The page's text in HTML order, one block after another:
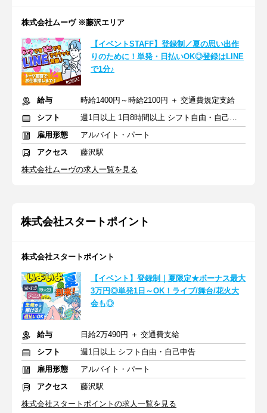
株式会社ムーヴ ※藤沢エリア
【イベントSTAFF】登録制／夏の思い出作
りのために！単発・日払いOK◎登録はLINE
で1分♪
給与
時給1400円～時給2100円 ＋ 交通費規定支給
シフト
週1日以上 1日8時間以上 シフト自由・自己申告
雇用形態
アルバイト・パート
アクセス
藤沢駅
株式会社ムーヴの求人一覧を見る
株式会社スタートポイント
株式会社スタートポイント
【イベント】登録制｜夏限定★ボーナス最大
3万円◎単発1日～OK！ライブ/舞台/花火大
会も◎
給与
日給2万490円 ＋ 交通費支給
シフト
週1日以上 シフト自由・自己申告
雇用形態
アルバイト・パート
アクセス
藤沢駅
株式会社スタートポイントの求人一覧を見る